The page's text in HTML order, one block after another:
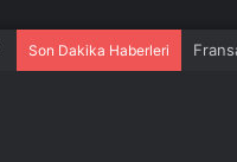
Son Dakika Haberleri